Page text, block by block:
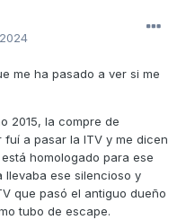
me ha pasado a ver si me
2015, la compre de
a pasar la ITV y me dicen
homologado para ese
llevaba ese silencioso y
que pasó el antiguo dueño
tubo de escape.